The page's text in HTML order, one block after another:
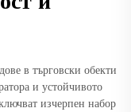
в търговски обекти
и устойчивото
изчерпен набор